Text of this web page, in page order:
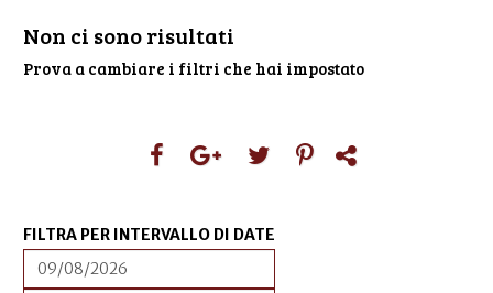
Non ci sono risultati
Prova a cambiare i filtri che hai impostato
FILTRA PER INTERVALLO DI DATE